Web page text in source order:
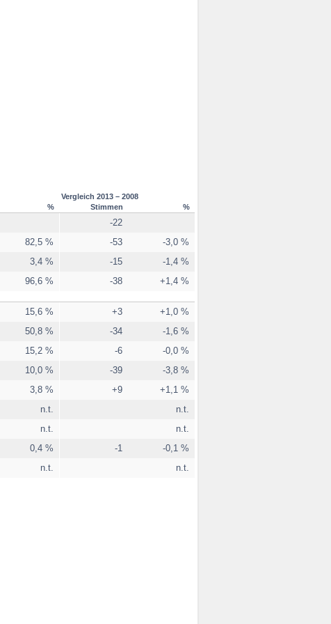
Vergleich 2013 – 2008
% Stimmen %
-22
82,5 % -53
-3,0 %
3,4 % -15
-1,4 %
96,6 % -38 +1,4 %
15,6 % +3
+1,0 %
50,8 % -34
-1,6 %
15,2 % -6
-0,0 %
10,0 % -39
-3,8 %
3,8 % +9
+1,1 %
n.t.
n.t.
n.t.
n.t.
0,4 % -1
-0,1 %
n.t. n.t.